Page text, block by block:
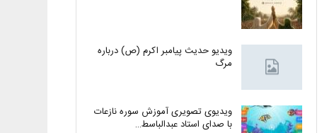
ویدیو حدیث پیامبر اکرم (ص) درباره
مرگ
ویدیوی تصویری آموزش سوره نازعات
با صدای استاد عبدالباسط…